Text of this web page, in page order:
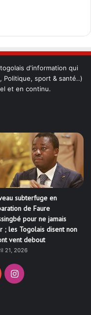
d'information qui
Politique, sport & santé..)
et en continu.
subterfuge en
de Faure
pour ne jamais
; les Togolais disent non
vent debout
21, 2026
YouTubeInstagram